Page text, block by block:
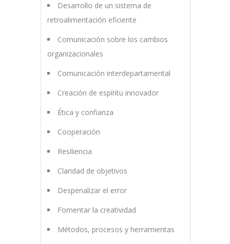
Desarrollo de un sistema de
retroalimentación eficiente
Comunicación sobre los cambios
organizacionales
Comunicación interdepartamental
Creación de espíritu innovador
Ética y confianza
Cooperación
Resiliencia
Claridad de objetivos
Despenalizar el error
Fomentar la creatividad
Métodos, procesos y herramientas